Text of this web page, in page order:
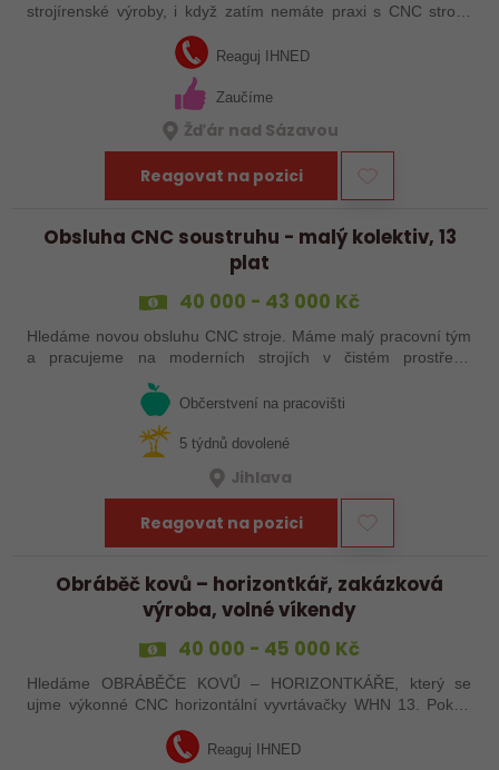
strojírenské výroby, i když zatím nemáte praxi s CNC stroji?
Jsme Sanborn stabilní firma s dlouholetou tradicí a moderním
strojním vybavením.…
Reaguj IHNED
Zaučíme
Žďár nad Sázavou
Reagovat na pozici
Obsluha CNC soustruhu - malý kolektiv, 13
plat
40 000 - 43 000 Kč
Hledáme novou obsluhu CNC stroje. Máme malý pracovní tým
a pracujeme na moderních strojích v čistém prostředí.
Pracovistě cca 5 km od Jihlavy = ŘP sk.B .
Občerstvení na pracovišti
5 týdnů dovolené
Jihlava
Reagovat na pozici
Obráběč kovů – horizontkář, zakázková
výroba, volné víkendy
40 000 - 45 000 Kč
Hledáme OBRÁBĚČE KOVŮ – HORIZONTKÁŘE, který se
ujme výkonné CNC horizontální vyvrtávačky WHN 13. Pokud
Heindenhain, tak jste pro nás ideální kandidát…
Reaguj IHNED